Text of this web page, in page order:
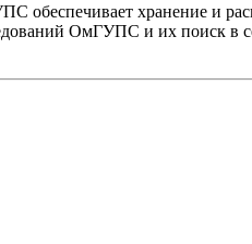
обеспечивает хранение и
ОмГУПС и их поиск в